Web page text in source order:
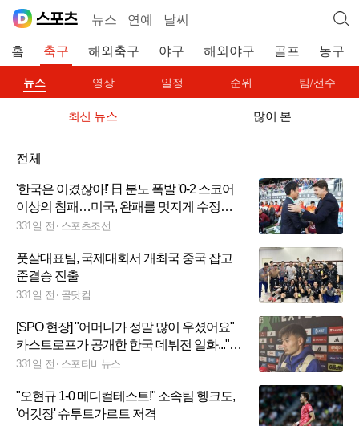
뉴스 연예 날씨
홈 축구 해외축구 야구 해외야구 골프 농구
뉴스 영상 일정 순위 팀/선수
최신 뉴스 많이 본
전체
'한국은 이겼잖아!' 日 분노 폭발 '0-2 스코어
이상의 참패…미국, 완패를 멋지게 수정해
왔다'
331일 전 스포츠조선
풋살대표팀, 국제대회서 개최국 중국 잡고
준결승 진출
331일 전 골닷컴
[SPO 현장] "어머니가 정말 많이 우셨어요"
카스트로프가 공개한 한국 데뷔전 일화..."10
월에도 반드시 뽑힐 것"
331일 전 스포티비뉴스
"오현규 1-0 메디컬테스트!" 소속팀 헹크도,
'어깃장' 슈투트가르트 저격